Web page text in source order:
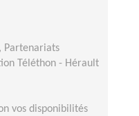
Partenariats
Téléthon - Hérault
vos disponibilités